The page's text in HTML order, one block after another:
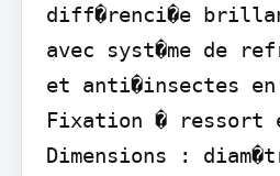
diff�renci�e
avec syst�me de
et anti�insectes en
Fixation � ressort
Dimensions :